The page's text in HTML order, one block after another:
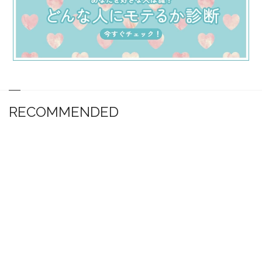
RECOMMENDED